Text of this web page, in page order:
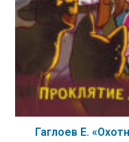
Гаглоев Е.